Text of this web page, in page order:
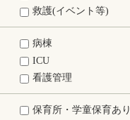
救護(イベント等)
病棟
ICU
看護管理
保育所・学童保育あり